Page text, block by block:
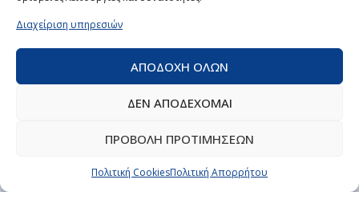
Διαχείριση υπηρεσιών
ΑΠΟΔΟΧΗ ΟΛΩΝ
ΔΕΝ ΑΠΟΔΕΧΟΜΑΙ
ΠΡΟΒΟΛΗ ΠΡΟΤΙΜΗΣΕΩΝ
Πολιτική CookiesΠολιτική Απορρήτου
Ανταλλακτικά
Επεξεργασία και καθαρισμός αέρα
Επισκευή ηλεκτρικών και επαγγελματικών συσκευών